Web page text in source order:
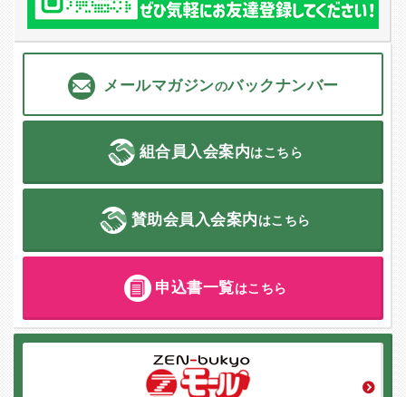
メールマガジンのバックナンバー
組合員入会案内はこちら
賛助会員入会案内はこちら
申込書一覧はこちら